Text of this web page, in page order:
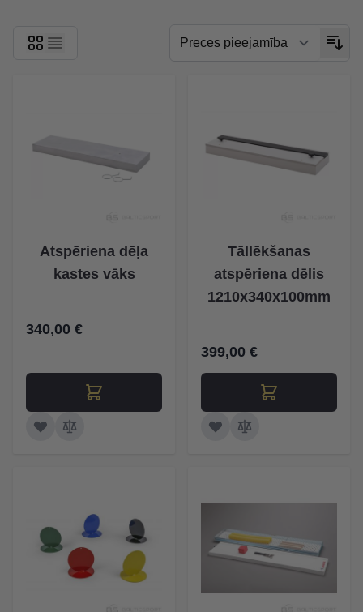
Atspēriena dēļa
kastes vāks
340,00 €
Tāllēkšanas
atspēriena dēlis
1210x340x100mm
399,00 €